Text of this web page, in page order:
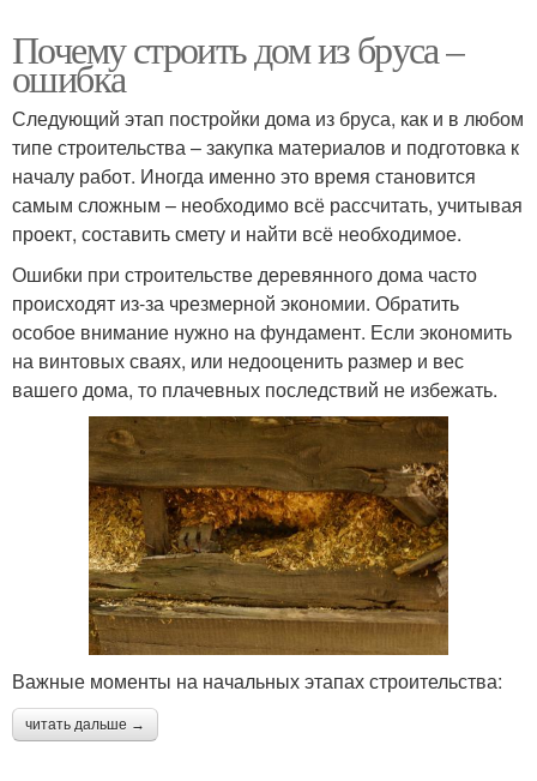
Почему строить дом из бруса –
ошибка
Следующий этап постройки дома из бруса, как и в любом
типе строительства – закупка материалов и подготовка к
началу работ. Иногда именно это время становится
самым сложным – необходимо всё рассчитать, учитывая
проект, составить смету и найти всё необходимое.
Ошибки при строительстве деревянного дома часто
происходят из-за чрезмерной экономии. Обратить
особое внимание нужно на фундамент. Если экономить
на винтовых сваях, или недооценить размер и вес
вашего дома, то плачевных последствий не избежать.
Важные моменты на начальных этапах строительства:
читать дальше →